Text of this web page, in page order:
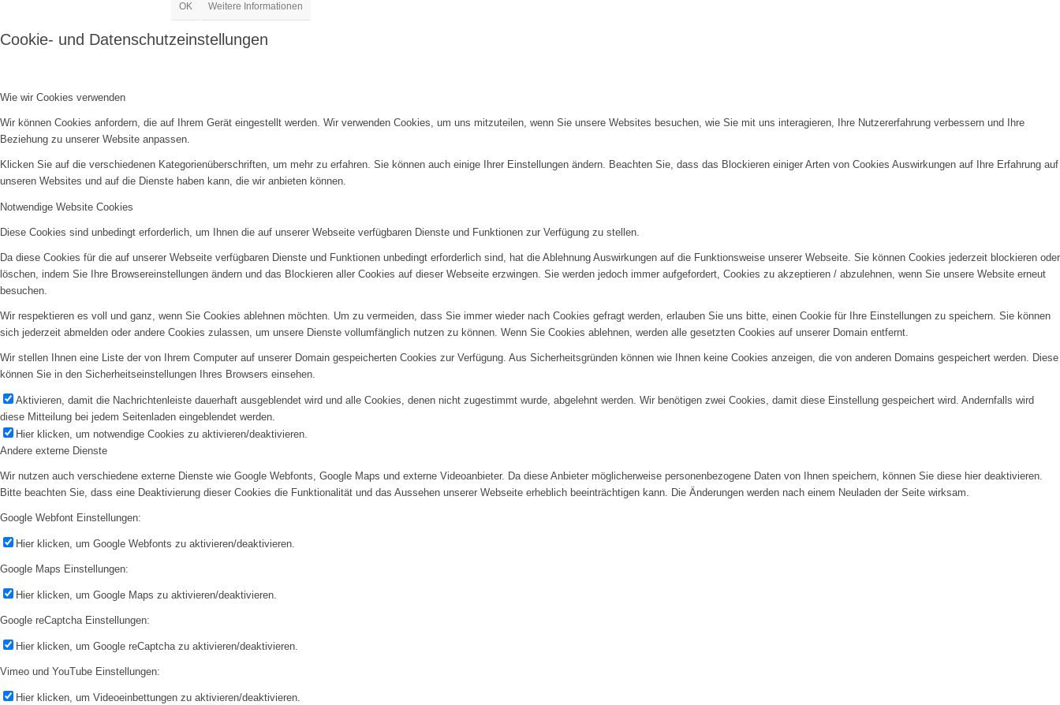
OK Weitere Informationen
Cookie- und Datenschutzeinstellungen
Wie wir Cookies verwenden
Wir können Cookies anfordern, die auf Ihrem Gerät eingestellt werden. Wir verwenden Cookies, um uns mitzuteilen, wenn Sie unsere Websites besuchen, wie Sie mit uns interagieren, Ihre Nutzererfahrung verbessern und Ihre
Beziehung zu unserer Website anpassen.
Klicken Sie auf die verschiedenen Kategorienüberschriften, um mehr zu erfahren. Sie können auch einige Ihrer Einstellungen ändern. Beachten Sie, dass das Blockieren einiger Arten von Cookies Auswirkungen auf Ihre Erfahrung auf
unseren Websites und auf die Dienste haben kann, die wir anbieten können.
Notwendige Website Cookies
Diese Cookies sind unbedingt erforderlich, um Ihnen die auf unserer Webseite verfügbaren Dienste und Funktionen zur Verfügung zu stellen.
Da diese Cookies für die auf unserer Webseite verfügbaren Dienste und Funktionen unbedingt erforderlich sind, hat die Ablehnung Auswirkungen auf die Funktionsweise unserer Webseite. Sie können Cookies jederzeit blockieren oder
löschen, indem Sie Ihre Browsereinstellungen ändern und das Blockieren aller Cookies auf dieser Webseite erzwingen. Sie werden jedoch immer aufgefordert, Cookies zu akzeptieren / abzulehnen, wenn Sie unsere Website erneut
besuchen.
Wir respektieren es voll und ganz, wenn Sie Cookies ablehnen möchten. Um zu vermeiden, dass Sie immer wieder nach Cookies gefragt werden, erlauben Sie uns bitte, einen Cookie für Ihre Einstellungen zu speichern. Sie können
sich jederzeit abmelden oder andere Cookies zulassen, um unsere Dienste vollumfänglich nutzen zu können. Wenn Sie Cookies ablehnen, werden alle gesetzten Cookies auf unserer Domain entfernt.
Wir stellen Ihnen eine Liste der von Ihrem Computer auf unserer Domain gespeicherten Cookies zur Verfügung. Aus Sicherheitsgründen können wie Ihnen keine Cookies anzeigen, die von anderen Domains gespeichert werden. Diese
können Sie in den Sicherheitseinstellungen Ihres Browsers einsehen.
Aktivieren, damit die Nachrichtenleiste dauerhaft ausgeblendet wird und alle Cookies, denen nicht zugestimmt wurde, abgelehnt werden. Wir benötigen zwei Cookies, damit diese Einstellung gespeichert wird. Andernfalls wird
diese Mitteilung bei jedem Seitenladen eingeblendet werden.
Hier klicken, um notwendige Cookies zu aktivieren/deaktivieren.
Andere externe Dienste
Wir nutzen auch verschiedene externe Dienste wie Google Webfonts, Google Maps und externe Videoanbieter. Da diese Anbieter möglicherweise personenbezogene Daten von Ihnen speichern, können Sie diese hier deaktivieren.
Bitte beachten Sie, dass eine Deaktivierung dieser Cookies die Funktionalität und das Aussehen unserer Webseite erheblich beeinträchtigen kann. Die Änderungen werden nach einem Neuladen der Seite wirksam.
Google Webfont Einstellungen:
Hier klicken, um Google Webfonts zu aktivieren/deaktivieren.
Google Maps Einstellungen:
Hier klicken, um Google Maps zu aktivieren/deaktivieren.
Google reCaptcha Einstellungen:
Hier klicken, um Google reCaptcha zu aktivieren/deaktivieren.
Vimeo und YouTube Einstellungen:
Hier klicken, um Videoeinbettungen zu aktivieren/deaktivieren.